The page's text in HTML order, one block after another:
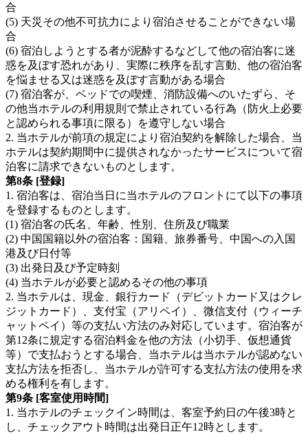
合
(5) 天災その他不可抗力により宿泊させることができない場
合
(6) 宿泊しようとする者が泥酔するなどして他の宿泊客に迷
惑を及ぼす恐れがあり、実際に秩序を乱す言動、他の宿泊客
を悩ませる又は迷惑を及ぼす言動がある場合
(7) 宿泊客が、ベッドでの喫煙、消防設備へのいたずら、そ
の他当ホテルの利用規則で禁止されている行為（防火上必要
と認められる事項に限る）を遵守しない場合
2. 当ホテルが前項の規定により宿泊契約を解除した場合、当
ホテルは契約期間中に提供されなかったサービスについて宿
泊客に請求できないものとします。
第8条 [登録]
1. 宿泊客は、宿泊当日に当ホテルのフロントにて以下の事項
を登録するものとします。
(1) 宿泊客の氏名、年齢、性別、住所及び職業
(2) 中国国籍以外の宿泊客：国籍、旅券番号、中国への入国
港及び日付等
(3) 出発日及び予定時刻
(4) 当ホテルが必要と認めるその他の事項
2. 当ホテルは、現金、銀行カード（デビットカード又はクレ
ジットカード）、支付宝（アリペイ）、微信支付（ウィーチ
ャットペイ）等の支払い方法のみ対応しています。宿泊客が
第12条に規定する宿泊料金を他の方法（小切手、仮想通貨
等）で支払おうとする場合、当ホテルは当ホテルが認めない
支払方法を拒否し、当ホテルが許可する支払方法の使用を求
める権利を有します。
第9条 [客室使用時間]
1. 当ホテルのチェックイン時間は、客室予約日の午後3時と
し、チェックアウト時間は出発日正午12時とします。